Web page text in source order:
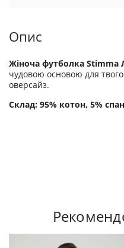
Опис
Жіноча футболка Stimma
чудовою основою для
оверсайз.
Склад: 95% котон, 5%